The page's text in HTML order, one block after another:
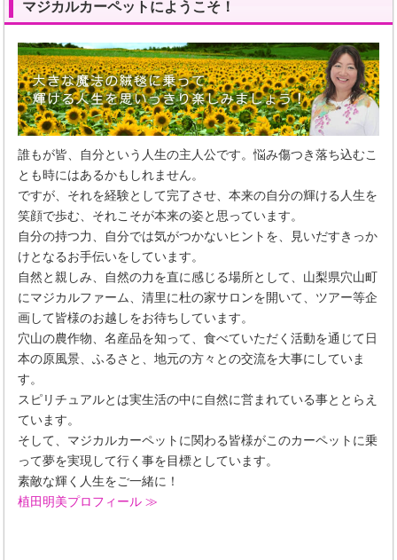
マジカルカーペットにようこそ！
誰もが皆、自分という人生の主人公です。悩み傷つき落ち込むこ
とも時にはあるかもしれません。
ですが、それを経験として完了させ、本来の自分の輝ける人生を
笑顔で歩む、それこそが本来の姿と思っています。
自分の持つ力、自分では気がつかないヒントを、見いだすきっか
けとなるお手伝いをしています。
自然と親しみ、自然の力を直に感じる場所として、山梨県穴山町
にマジカルファーム、清里に杜の家サロンを開いて、ツアー等企
画して皆様のお越しをお待ちしています。
穴山の農作物、名産品を知って、食べていただく活動を通じて日
本の原風景、ふるさと、地元の方々との交流を大事にしていま
す。
スピリチュアルとは実生活の中に自然に営まれている事ととらえ
ています。
そして、マジカルカーペットに関わる皆様がこのカーペットに乗
って夢を実現して行く事を目標としています。
素敵な輝く人生をご一緒に！
植田明美プロフィール ≫